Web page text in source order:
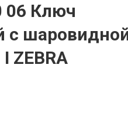
06 Ключ
с
ZEBRA